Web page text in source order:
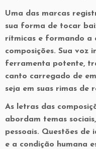
Uma das marcas
sua forma de tocar
rítmicas e formando a
composições. Sua voz
ferramenta potente,
canto carregado de
seja em suas rimas de
As letras das
abordam temas
pessoais. Questões
e a condição humana